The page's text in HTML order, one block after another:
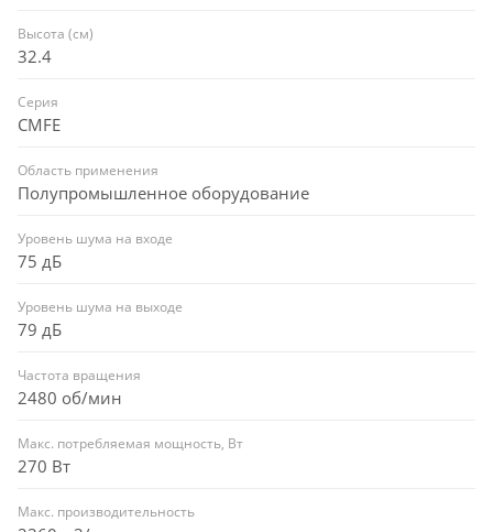
Высота (см)
32.4
Серия
CMFE
Область применения
Полупромышленное оборудование
Уровень шума на входе
75 дБ
Уровень шума на выходе
79 дБ
Частота вращения
2480 об/мин
Макс. потребляемая мощность, Вт
270 Вт
Макс. производительность